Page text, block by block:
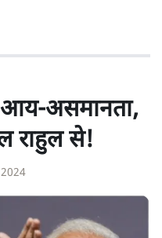
आय-असमानता,
राहुल से!